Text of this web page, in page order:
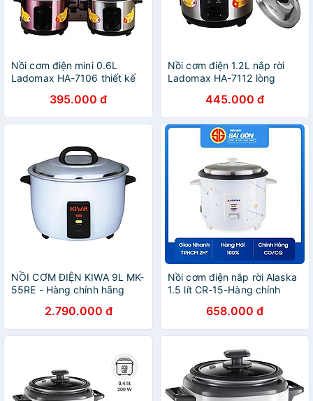
Nồi cơm điện mini 0.6L
Ladomax HA-7106 thiết kế
cơm cho 1 - 2 người ăn-
Hàng chính hãng
395.000 đ
Nồi cơm điện 1.2L nắp rời
Ladomax HA-7112 lòng
chín mềm cho 3 - 4 người
ăn-hàng chính hãng
445.000 đ
NỒI CƠM ĐIỆN KIWA 9L MK-
55RE - Hàng chính hãng
2.790.000 đ
Nồi cơm điện nắp rời Alaska
1.5 lít CR-15-Hàng chính
658.000 đ